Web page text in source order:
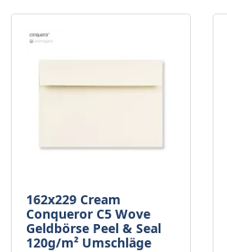
162x229 Cream
Conqueror C5 Wove
Geldbörse Peel & Seal
120g/m² Umschläge